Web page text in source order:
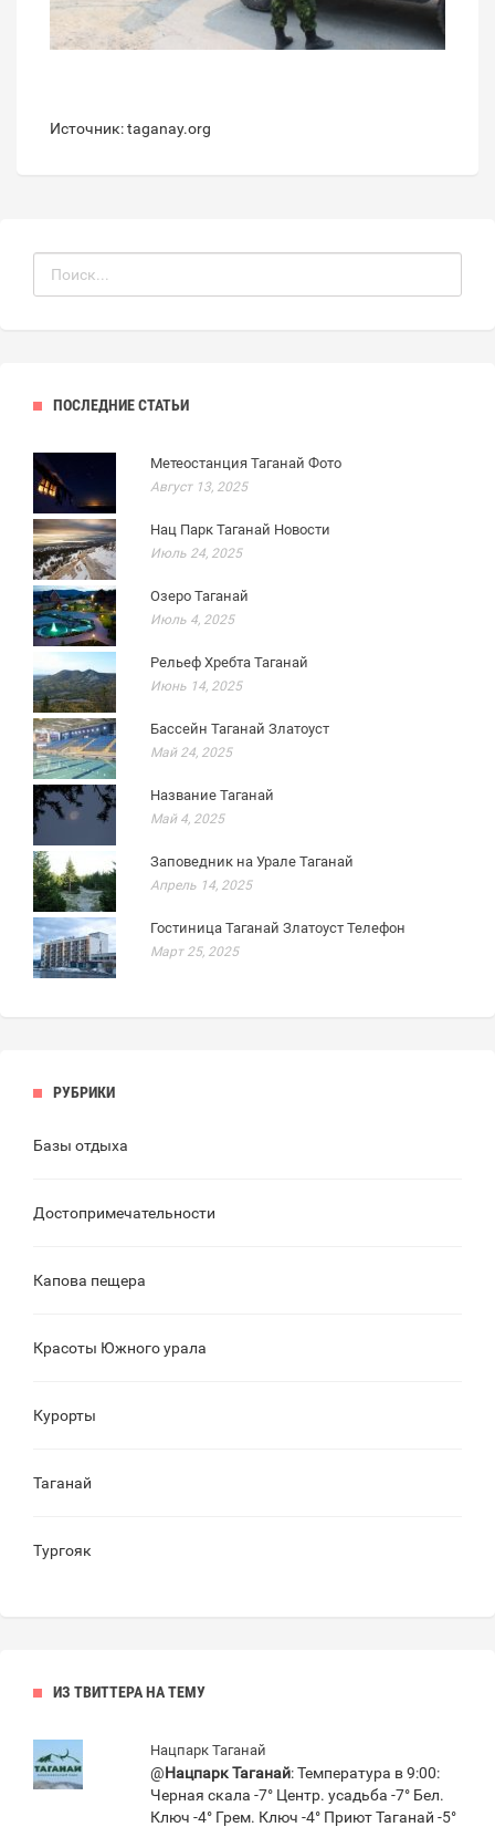
Источник: taganay.org
ПОСЛЕДНИЕ СТАТЬИ
Метеостанция Таганай Фото
Август 13, 2025
Нац Парк Таганай Новости
Июль 24, 2025
Озеро Таганай
Июль 4, 2025
Рельеф Хребта Таганай
Июнь 14, 2025
Бассейн Таганай Златоуст
Май 24, 2025
Название Таганай
Май 4, 2025
Заповедник на Урале Таганай
Апрель 14, 2025
Гостиница Таганай Златоуст Телефон
Март 25, 2025
РУБРИКИ
Базы отдыха
Достопримечательности
Капова пещера
Красоты Южного урала
Курорты
Таганай
Тургояк
ИЗ ТВИТТЕРА НА ТЕМУ
Нацпарк Таганай
@Нацпарк Таганай: Температура в 9:00:
Черная скала -7° Центр. усадьба -7° Бел.
Ключ -4° Грем. Ключ -4° Приют Таганай -5°